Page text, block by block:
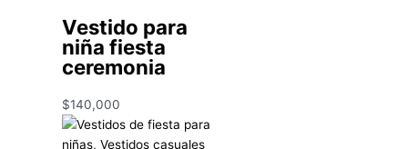
Vestido para
niña fiesta
ceremonia
$140,000